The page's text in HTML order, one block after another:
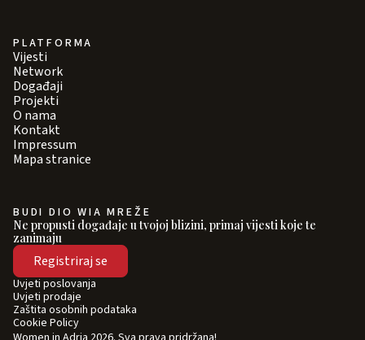
PLATFORMA
Vijesti
Network
Događaji
Projekti
O nama
Kontakt
Impressum
Mapa stranice
BUDI DIO WIA MREŽE
Ne propusti događaje u tvojoj blizini, primaj vijesti koje te
zanimaju
Registriraj se
Uvjeti poslovanja
Uvjeti prodaje
Zaštita osobnih podataka
Cookie Policy